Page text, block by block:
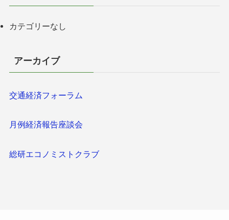
カテゴリーなし
アーカイブ
交通経済フォーラム
月例経済報告座談会
総研エコノミストクラブ